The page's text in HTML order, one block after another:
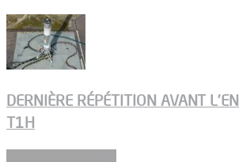
DERNIÈRE RÉPÉTITION AVANT
T1H